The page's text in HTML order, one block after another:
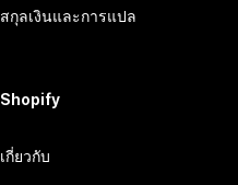
สกุลเงินและการแปล
Shopify
เกี่ยวกับ